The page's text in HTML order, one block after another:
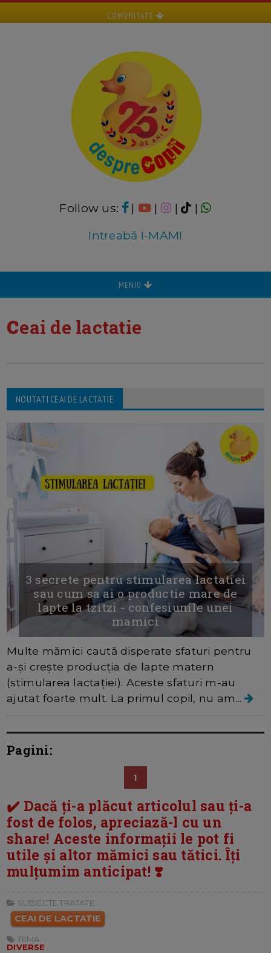
COMUNITATE
Follow us: | | |
|
Intreabă I-MAMI
MENIU
ceai de lactatie
NOUTATI CEAI DE LACTATIE
3 secrete pentru stimularea lactatiei
sau cum sa ai o productie mare de
lapte la tzitzi - confesiunile unei
mamici
Multe mămici caută disperate sfaturi pentru
a-și crește producția de lapte matern
(stimularea lactației). Aceste sfaturi m-au
ajutat foarte mult. La primul copil, nu am...
Pagini:
1
✔️ Dacă ți-a plăcut articolul sau ți-a
fost de folos, apreciază-l cu un
share! Aceste informații le pot fi
utile și altor mămici sau tătici. Îți
mulțumim anticipat! ❣️
SUBIECTE TRATATE:
CEAI DE LACTATIE
TEMA:
DIVERSE